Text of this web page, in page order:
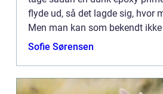
flyde ud, så det lagde sig, hvor
Men man kan som bekendt
med væsker. Det skulle da kun l...
Sofie Sørensen